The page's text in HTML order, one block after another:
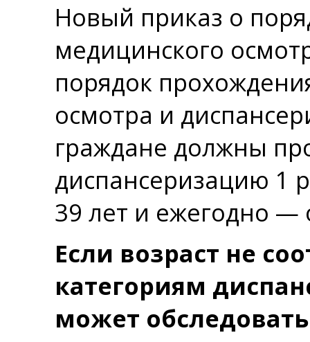
Новый приказ о
медицинского
порядок
осмотра и
граждане должны
диспансеризацию 1
39 лет и ежегодно —
Если возраст не
категориям
может